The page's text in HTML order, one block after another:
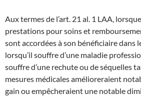
Aux termes de l’art. 21 al. 1 LAA,
prestations pour soins et
sont accordées à son bénéficiaire dans
lorsqu’il souffre d’une maladie
souffre d’une rechute ou de séquelles
mesures médicales amélioreraient
gain ou empêcheraient une notable